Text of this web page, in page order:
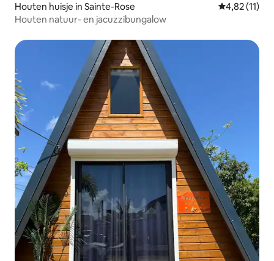
Houten huisje in Sainte-Rose Gemiddelde
4,82 (11)
Houten natuur- en jacuzzibungalow